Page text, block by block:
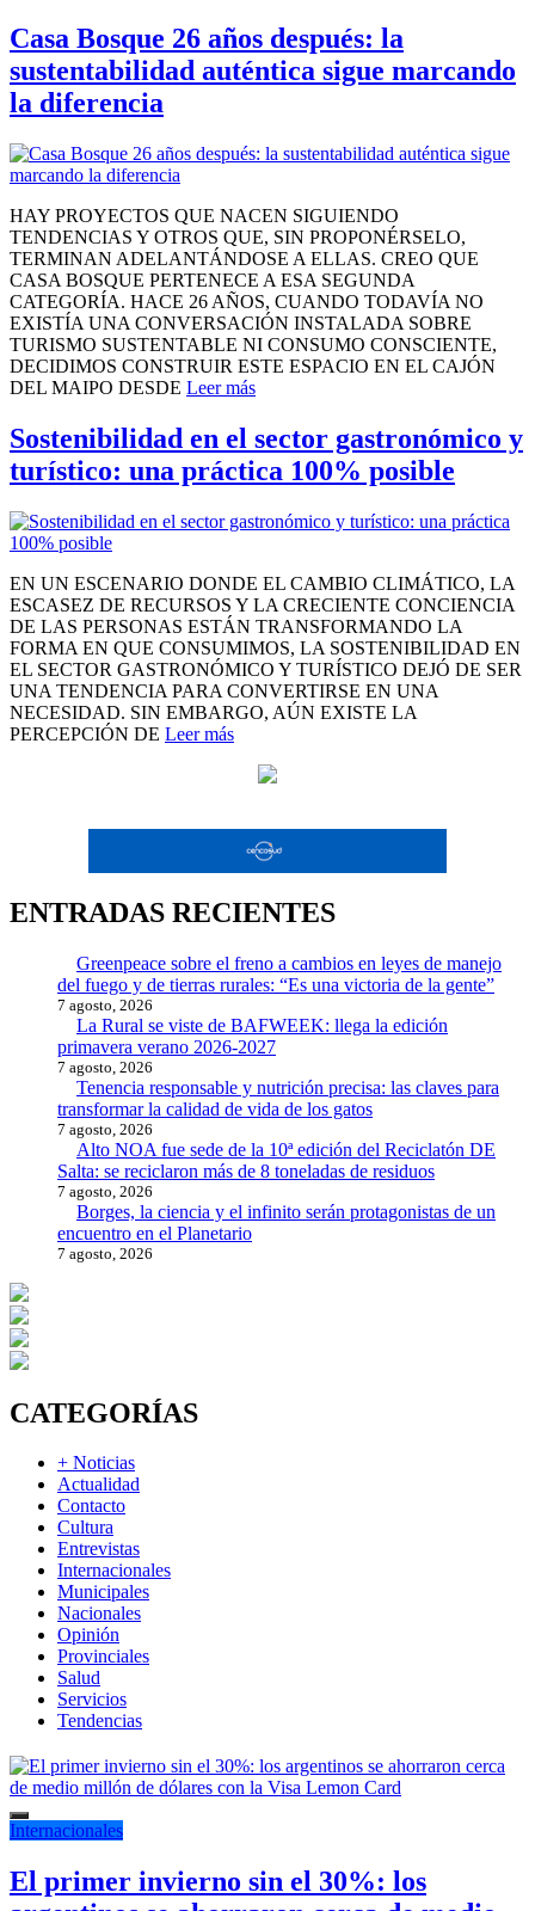
Casa Bosque 26 años después: la
sustentabilidad auténtica sigue marcando
la diferencia
HAY PROYECTOS QUE NACEN SIGUIENDO
TENDENCIAS Y OTROS QUE, SIN PROPONÉRSELO,
TERMINAN ADELANTÁNDOSE A ELLAS. CREO QUE
CASA BOSQUE PERTENECE A ESA SEGUNDA
CATEGORÍA. HACE 26 AÑOS, CUANDO TODAVÍA NO
EXISTÍA UNA CONVERSACIÓN INSTALADA SOBRE
TURISMO SUSTENTABLE NI CONSUMO CONSCIENTE,
DECIDIMOS CONSTRUIR ESTE ESPACIO EN EL CAJÓN
DEL MAIPO DESDE Leer más
Sostenibilidad en el sector gastronómico y
turístico: una práctica 100% posible
EN UN ESCENARIO DONDE EL CAMBIO CLIMÁTICO, LA
ESCASEZ DE RECURSOS Y LA CRECIENTE CONCIENCIA
DE LAS PERSONAS ESTÁN TRANSFORMANDO LA
FORMA EN QUE CONSUMIMOS, LA SOSTENIBILIDAD EN
EL SECTOR GASTRONÓMICO Y TURÍSTICO DEJÓ DE SER
UNA TENDENCIA PARA CONVERTIRSE EN UNA
NECESIDAD. SIN EMBARGO, AÚN EXISTE LA
PERCEPCIÓN DE Leer más
ENTRADAS RECIENTES
Greenpeace sobre el freno a cambios en leyes de manejo
del fuego y de tierras rurales: “Es una victoria de la gente”
7 agosto, 2026
La Rural se viste de BAFWEEK: llega la edición
primavera verano 2026-2027
7 agosto, 2026
Tenencia responsable y nutrición precisa: las claves para
transformar la calidad de vida de los gatos
7 agosto, 2026
Alto NOA fue sede de la 10ª edición del Reciclatón DE
Salta: se reciclaron más de 8 toneladas de residuos
7 agosto, 2026
Borges, la ciencia y el infinito serán protagonistas de un
encuentro en el Planetario
7 agosto, 2026
CATEGORÍAS
+ Noticias
Actualidad
Contacto
Cultura
Entrevistas
Internacionales
Municipales
Nacionales
Opinión
Provinciales
Salud
Servicios
Tendencias
Internacionales
El primer invierno sin el 30%: los